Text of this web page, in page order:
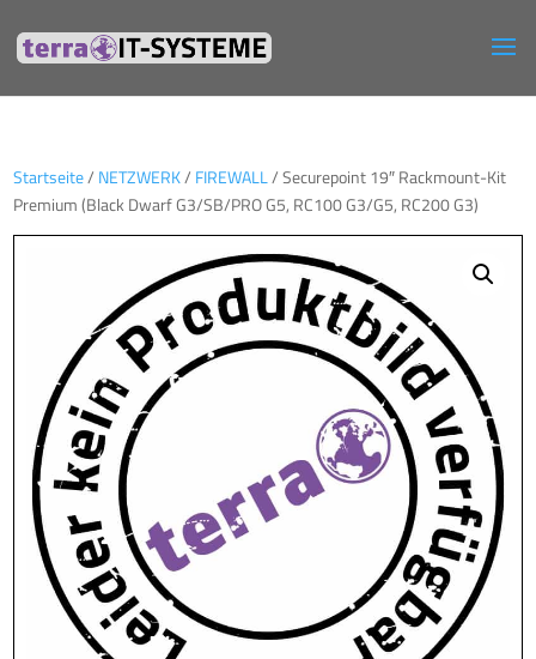
Startseite/ NETZWERK/ FIREWALL/ Securepoint 19″ Rackmount-Kit
Premium (Black Dwarf G3/SB/PRO G5, RC100 G3/G5, RC200 G3)